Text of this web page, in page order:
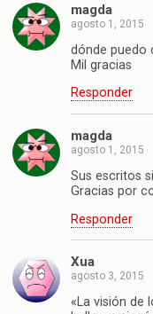
magda
agosto 1, 2015
dónde puedo
Mil gracias
Responder
magda
agosto 1, 2015
Sus escritos
Gracias por
Responder
Xua
agosto 3, 2015
«La visión de